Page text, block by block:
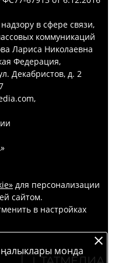
монда
в сфере связи,
коммуникаций
Лариса Николаевна
Федерация,
Декабристов, д. 2
для персонализации
сайтом.
в настройках